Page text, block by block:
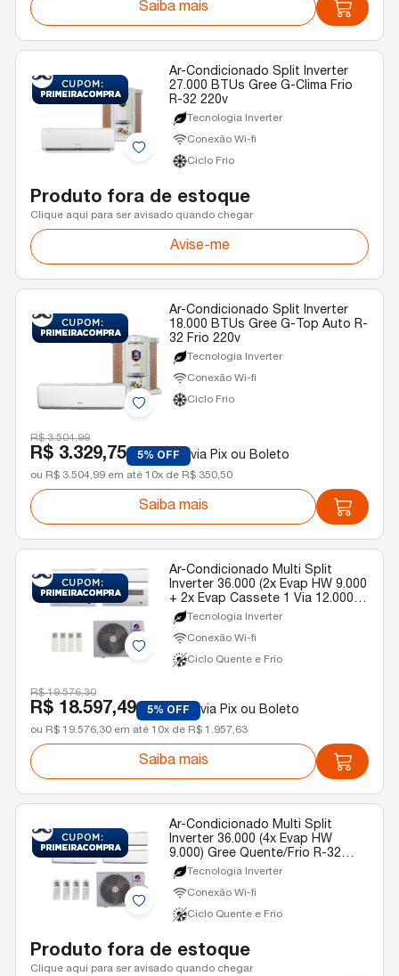
Saiba mais
Ar-Condicionado Split Inverter
27.000 BTUs Gree G-Clima Frio
R-32 220v
Tecnologia Inverter
Conexão Wi-fi
Ciclo Frio
Produto fora de estoque
Clique aqui para ser avisado quando chegar
Avise-me
Ar-Condicionado Split Inverter
18.000 BTUs Gree G-Top Auto R-
32 Frio 220v
Tecnologia Inverter
Conexão Wi-fi
Ciclo Frio
R$ 3.504,99
R$ 3.329,75 5% OFF via Pix ou Boleto
ou R$ 3.504,99 em até 10x de R$ 350,50
Saiba mais
Ar-Condicionado Multi Split
Inverter 36.000 (2x Evap HW 9.000
+ 2x Evap Cassete 1 Via 12.000)
Gree Quente/Frio R-32 220v
Tecnologia Inverter
Conexão Wi-fi
Ciclo Quente e Frio
R$ 19.576,30
R$ 18.597,49 5% OFF via Pix ou Boleto
ou R$ 19.576,30 em até 10x de R$ 1.957,63
Saiba mais
Ar-Condicionado Multi Split
Inverter 36.000 (4x Evap HW
9.000) Gree Quente/Frio R-32
220vTecnologia Inverter
Conexão Wi-fi
Ciclo Quente e Frio
Produto fora de estoque
Clique aqui para ser avisado quando chegar